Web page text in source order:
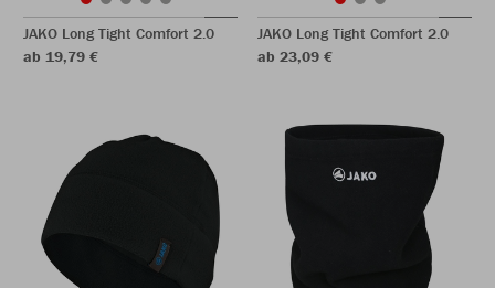
JAKO Long Tight Comfort 2.0
ab 19,79 €
JAKO Long Tight Comfort 2.0
ab 23,09 €